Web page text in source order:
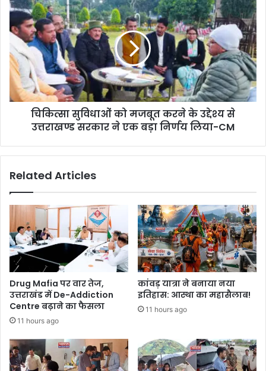
चिकित्सा सुविधाओं को मजबूत करने के उद्देश्य से
उत्तराखण्ड सरकार ने एक बड़ा निर्णय लिया-CM
Related Articles
Drug Mafia पर वार तेज,
उत्तराखंड में De-Addiction
Centre बढ़ाने का फैसला
11 hours ago
कांवड़ यात्रा ने बनाया नया
इतिहास: आस्था का महासैलाब!
11 hours ago